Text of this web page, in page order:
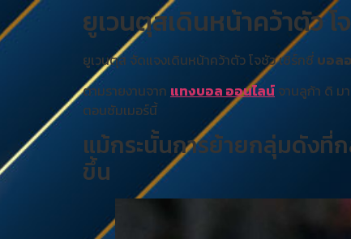
ยูเวนตุสเดินหน้าคว้าตัว โ
ยูเวนตุส จัดแจงเดินหน้าคว้าตัว โจชัว เซิร์กซี่ บอล
ตามรายงานจาก แทงบอล ออนไลน์ จานลูก้า ดิ ม
ตอนซัมเมอร์นี้
แม้กระนั้นการย้ายกลุ่มดังที่
ขึ้น